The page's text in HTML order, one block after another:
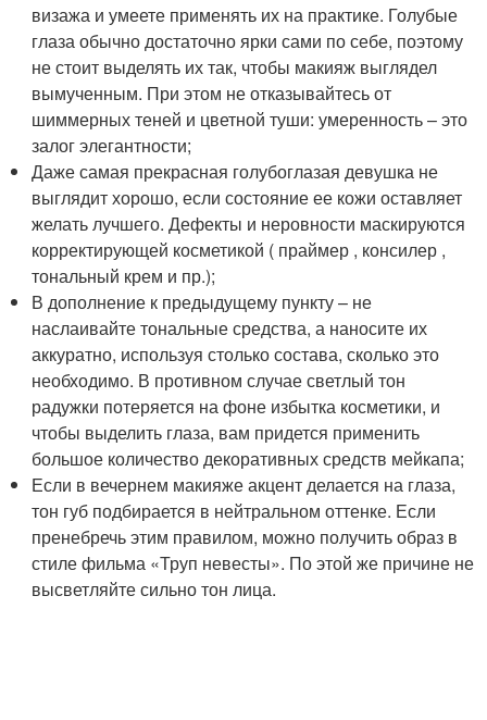
визажа и умеете применять их на практике. Голубые
глаза обычно достаточно ярки сами по себе, поэтому
не стоит выделять их так, чтобы макияж выглядел
вымученным. При этом не отказывайтесь от
шиммерных теней и цветной туши: умеренность – это
залог элегантности;
Даже самая прекрасная голубоглазая девушка не
выглядит хорошо, если состояние ее кожи оставляет
желать лучшего. Дефекты и неровности маскируются
корректирующей косметикой ( праймер , консилер ,
тональный крем и пр.);
В дополнение к предыдущему пункту – не
наслаивайте тональные средства, а наносите их
аккуратно, используя столько состава, сколько это
необходимо. В противном случае светлый тон
радужки потеряется на фоне избытка косметики, и
чтобы выделить глаза, вам придется применить
большое количество декоративных средств мейкапа;
Если в вечернем макияже акцент делается на глаза,
тон губ подбирается в нейтральном оттенке. Если
пренебречь этим правилом, можно получить образ в
стиле фильма «Труп невесты». По этой же причине не
высветляйте сильно тон лица.